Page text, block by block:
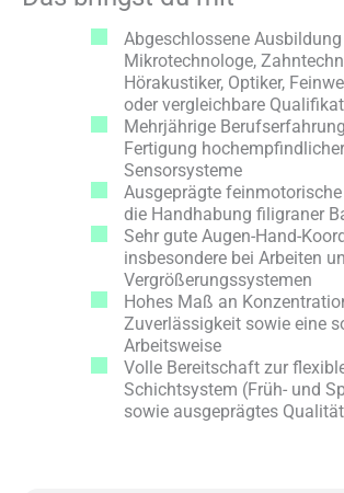
Abgeschlossene
Mikrotechnologe,
Hörakustiker, Optiker,
oder vergleichbare
Mehrjährige
Fertigung
Sensorsysteme
Ausgeprägte
die Handhabung filigraner
Sehr gute Augen-Hand-
insbesondere bei Arbeiten
Vergrößerungssystemen
Hohes Maß an
Zuverlässigkeit sowie eine
Arbeitsweise
Volle Bereitschaft zur
Schichtsystem (Früh- und
sowie ausgeprägtes